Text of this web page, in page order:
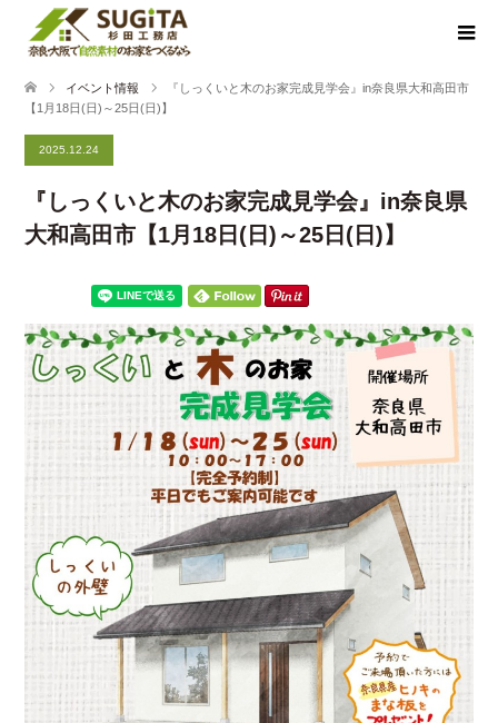
イベント情報
『しっくいと木のお家完成見学会』in奈良県大和高田市
【1月18日(日)～25日(日)】
2025.12.24
『しっくいと木のお家完成見学会』in奈良県
大和高田市【1月18日(日)～25日(日)】